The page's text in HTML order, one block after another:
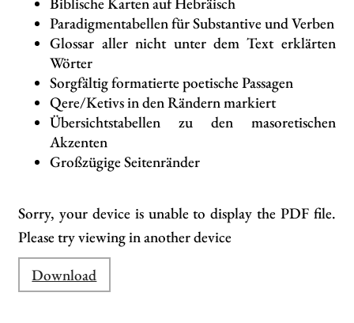
Paradigmentabellen für Substantive und Verben
Glossar aller nicht unter dem Text erklärten
Wörter
Sorgfältig formatierte poetische Passagen
Qere/Ketivs in den Rändern markiert
Übersichtstabellen zu den masoretischen
Akzenten
Großzügige Seitenränder
Sorry, your device is unable to display the PDF file.
Please try viewing in another device
Download